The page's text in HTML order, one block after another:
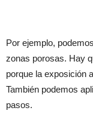
Por ejemplo,
zonas porosas. Hay
porque la exposición
También podemos
pasos.